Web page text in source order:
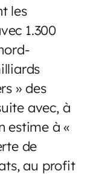
les
1.300
» des
avec, à
estime à «
de
au profit